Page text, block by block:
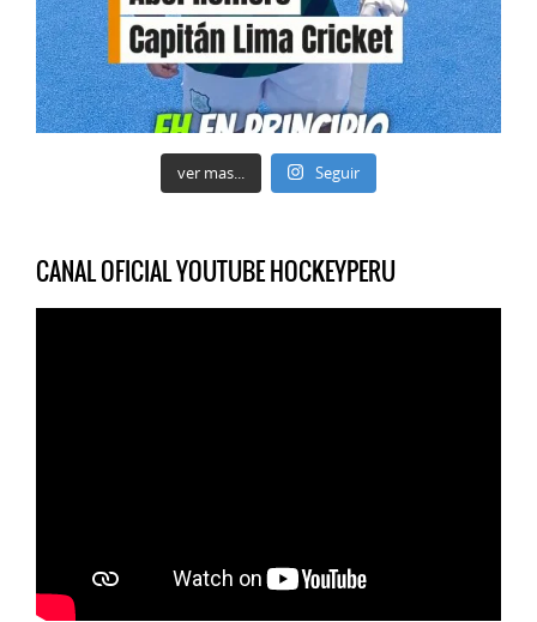
ver mas... Seguir
CANAL OFICIAL YOUTUBE HOCKEYPERU